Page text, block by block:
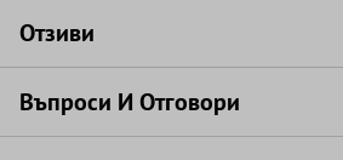
Отзиви
Въпроси И Отговори